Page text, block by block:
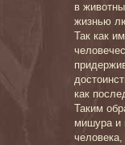
в
жизнью
Так как
как
Таким
мишура и
человека,